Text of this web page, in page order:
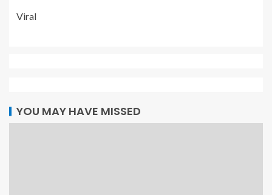
Viral
YOU MAY HAVE MISSED